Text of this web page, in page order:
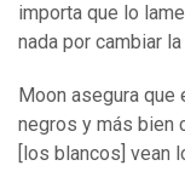
importa que lo
nada por cambiar
Moon asegura
negros y más bien
[los blancos] vean